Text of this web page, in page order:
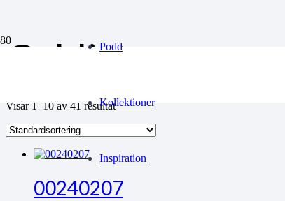
Podd
Kollektioner
Inspiration
Cyklister
Visar 1–10 av 41 resultat
00240207